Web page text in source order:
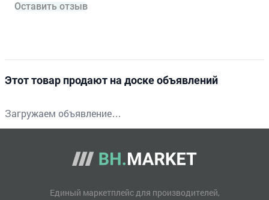
Оставить отзыв
Этот товар продают на доске объявлений
Загружаем объявление…
Единый маркетплейс для производителей,